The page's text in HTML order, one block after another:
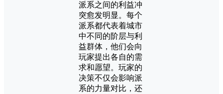
派系之间的利益冲
突愈发明显。每个
派系都代表着城市
中不同的阶层与利
益群体，他们会向
玩家提出各自的需
求和愿望。玩家的
决策不仅会影响派
系的力量对比，还